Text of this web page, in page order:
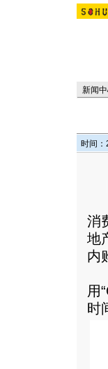
新闻
时间
消
地
内
用
时